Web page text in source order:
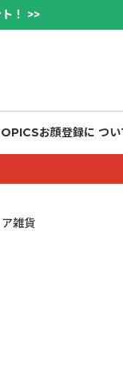
！ >>
お顔登録に つい
雑貨